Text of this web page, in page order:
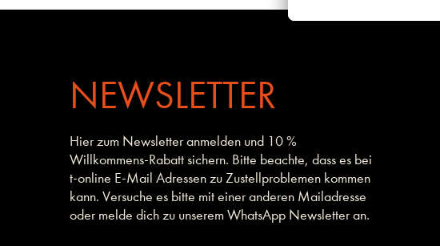
NEWSLETTER
Hier zum Newsletter anmelden und 10 %
Willkommens-Rabatt sichern. Bitte beachte, dass es bei
t-online E-Mail Adressen zu Zustellproblemen kommen
kann. Versuche es bitte mit einer anderen Mailadresse
oder melde dich zu unserem WhatsApp Newsletter an.